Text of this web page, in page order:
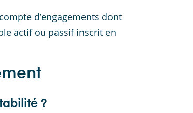
d’engagements dont
actif ou passif inscrit en
?